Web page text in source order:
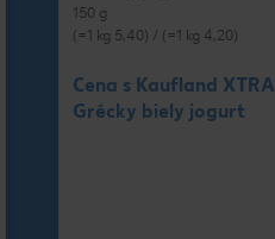
150 g
(=1 kg 5,40) / (=1 kg 4,20)
Cena s Kaufland XTRA
Grécky biely jogurt